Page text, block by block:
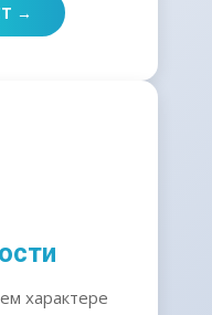
→
характере